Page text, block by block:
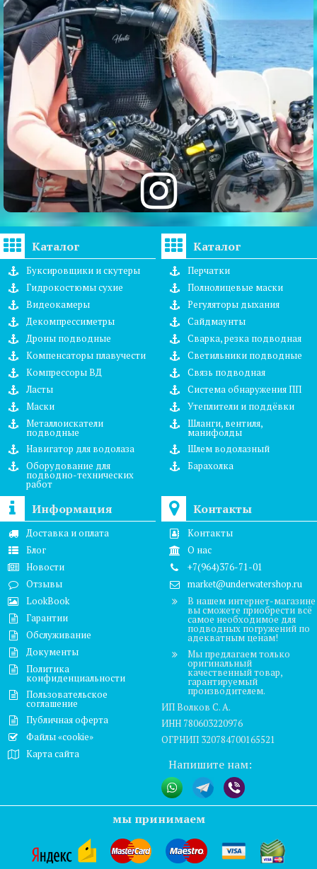
Каталог
Буксировщики и скутеры
Гидрокостюмы сухие
Видеокамеры
Декомпрессиметры
Дроны подводные
Компенсаторы плавучести
Компрессоры ВД
Ласты
Маски
Металлоискатели
подводные
Навигатор для водолаза
Оборудование для
подводно-технических
работ
Каталог
Перчатки
Полнолицевые маски
Регуляторы дыхания
Сайдмаунты
Сварка, резка подводная
Светильники подводные
Связь подводная
Система обнаружения ПП
Утеплители и поддёвки
Шланги, вентиля,
манифолды
Шлем водолазный
Барахолка
Информация
Доставка и оплата
Блог
Новости
Отзывы
LookBook
Гарантии
Обслуживание
Документы
Политика
конфиденциальности
Пользовательское
соглашение
Публичная оферта
Файлы «cookie»
Карта сайта
Контакты
Контакты
О нас
+7(964)376-71-01
market@underwatershop.ru
В нашем интернет-магазине
вы сможете приобрести всё
самое необходимое для
подводных погружений по
адекватным ценам!
Мы предлагаем только
оригинальный
качественный товар,
гарантируемый
производителем.
ИП Волков С. А.
ИНН 780603220976
ОГРНИП 320784700165521
Напишите нам:
мы принимаем